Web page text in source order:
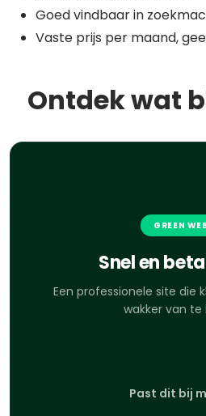
Goed vindbaar in
Vaste prijs per maand,
Ontdek wat
GREEN
Snel en
Een professionele site die
wakker van te
Past dit bij